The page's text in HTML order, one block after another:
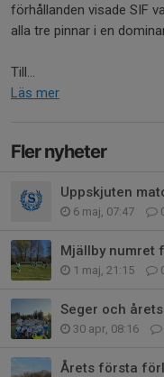
förhållanden visade SIF
alla tre pinnar i en
Till...
Läs mer
Fler nyheter
Uppskjuten
6 maj, 07:47
Mjällby numret
1 maj, 21:15
Seger och
30 apr, 08:16
Årets första